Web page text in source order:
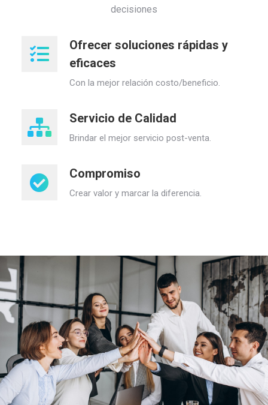
decisiones
Ofrecer soluciones rápidas y
eficaces
Con la mejor relación costo/beneficio.
Servicio de Calidad
Brindar el mejor servicio post-venta.
Compromiso
Crear valor y marcar la diferencia.